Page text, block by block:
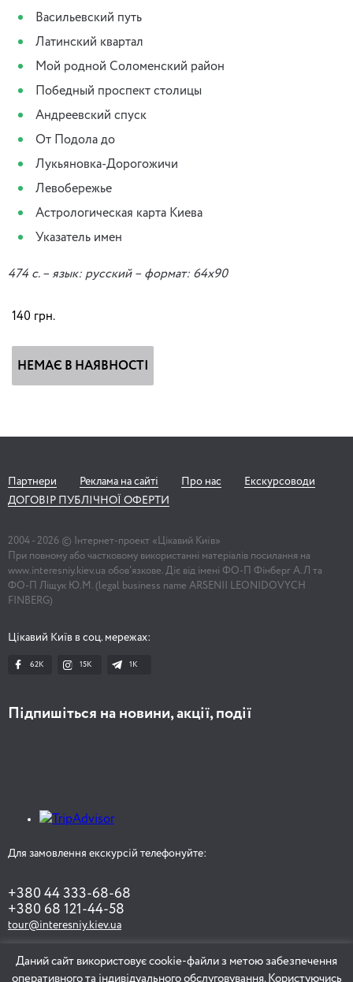
Даний сайт використовує cookie-файли з метою забезпечення
оперативного та індивідуального обслуговування. Користуючись
Васильевский путь
Латинский квартал
Мой родной Соломенский район
Победный проспект столицы
Андреевский спуск
От Подола до
Лукьяновка-Дорогожичи
Левобережье
Астрологическая карта Киева
Указатель имен
474 c. – язык: русский – формат: 64х90
140 грн.
НЕМАЄ В НАЯВНОСТІ
Партнери Реклама на сайті Про нас
Екскурсоводи
ДОГОВІР ПУБЛІЧНОЇ ОФЕРТИ
2004 - 2026 © Інтернет-проект «Цікавий Київ»
При повному або частковому використанні матеріалів посилання на
www.interesniy.kiev.ua обов'язкове. Діє від імені ФО-П Фінберг А.Л та
ФО-П Ліщук Ю.М. (legal business name ARSENII LEONIDOVYCH
FINBERG)
Цікавий Київ в соц. мережах:
62K 15K 1К
Підпишіться на новини, акції, події
Для замовлення екскурсій телефонуйте:
+380 44 333-68-68
+380 68 121-44-58
tour@interesniy.kiev.ua